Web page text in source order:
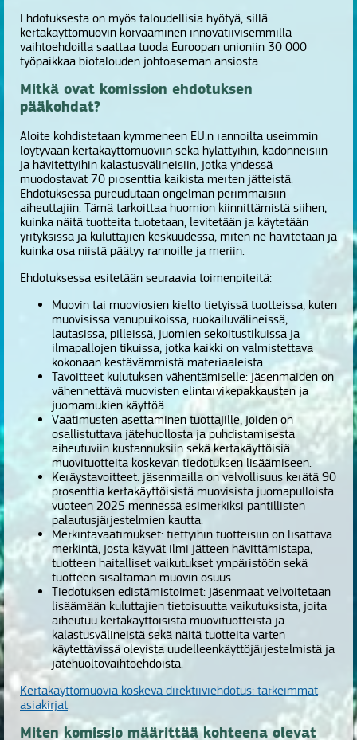
Ehdotuksesta on myös taloudellisia hyötyä, sillä
kertakäyttömuovin korvaaminen innovatiivisemmilla
vaihtoehdoilla saattaa tuoda Euroopan unioniin 30 000
työpaikkaa biotalouden johtoaseman ansiosta.
Mitkä ovat komission ehdotuksen
pääkohdat?
Aloite kohdistetaan kymmeneen EU:n rannoilta useimmin
löytyvään kertakäyttömuoviin sekä hylättyihin, kadonneisiin
ja hävitettyihin kalastusvälineisiin, jotka yhdessä
muodostavat 70 prosenttia kaikista merten jätteistä.
Ehdotuksessa pureudutaan ongelman perimmäisiin
aiheuttajiin. Tämä tarkoittaa huomion kiinnittämistä siihen,
kuinka näitä tuotteita tuotetaan, levitetään ja käytetään
yrityksissä ja kuluttajien keskuudessa, miten ne hävitetään ja
kuinka osa niistä päätyy rannoille ja meriin.
Ehdotuksessa esitetään seuraavia toimenpiteitä:
Muovin tai muoviosien kielto tietyissä tuotteissa, kuten
muovisissa vanupuikoissa, ruokailuvälineissä,
lautasissa, pilleissä, juomien sekoitustikuissa ja
ilmapallojen tikuissa, jotka kaikki on valmistettava
kokonaan kestävämmistä materiaaleista.
Tavoitteet kulutuksen vähentämiselle: jäsenmaiden on
vähennettävä muovisten elintarvikepakkausten ja
juomamukien käyttöä.
Vaatimusten asettaminen tuottajille, joiden on
osallistuttava jätehuollosta ja puhdistamisesta
aiheutuviin kustannuksiin sekä kertakäyttöisiä
muovituotteita koskevan tiedotuksen lisäämiseen.
Keräystavoitteet: jäsenmailla on velvollisuus kerätä 90
prosenttia kertakäyttöisistä muovisista juomapulloista
vuoteen 2025 mennessä esimerkiksi pantillisten
palautusjärjestelmien kautta.
Merkintävaatimukset: tiettyihin tuotteisiin on lisättävä
merkintä, josta käyvät ilmi jätteen hävittämistapa,
tuotteen haitalliset vaikutukset ympäristöön sekä
tuotteen sisältämän muovin osuus.
Tiedotuksen edistämistoimet: jäsenmaat velvoitetaan
lisäämään kuluttajien tietoisuutta vaikutuksista, joita
aiheutuu kertakäyttöisistä muovituotteista ja
kalastusvälineistä sekä näitä tuotteita varten
käytettävissä olevista uudelleenkäyttöjärjestelmistä ja
jätehuoltovaihtoehdoista.
Kertakäyttömuovia koskeva direktiiviehdotus: tärkeimmät
asiakirjat
Miten komissio määrittää kohteena olevat